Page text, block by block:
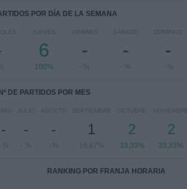
POR DÍA DE LA SEMANA
JUEVES
6
100%
VIERNES
-
- %
SÁBADO
-
- %
DOMINGO
-
- %
Nº DE PARTIDOS POR MES
-
%
JULIO
-
- %
AGOSTO
-
- %
SEPTIEMBRE
1
16,67%
OCTUBRE
2
33,33%
NOVIEMBRE
2
33,33%
RANKING POR FRANJA HORARIA